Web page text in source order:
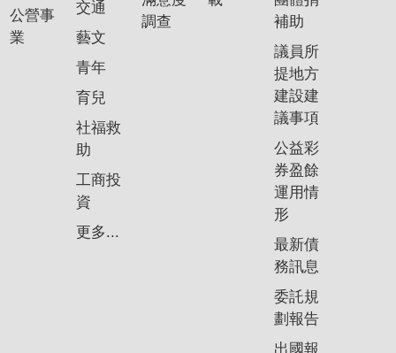
公營事
業
交通
藝文
青年
育兒
社福救
助
工商投
資
更多...
調查
補助
議員所
提地方
建設建
議事項
公益彩
券盈餘
運用情
形
最新債
務訊息
委託規
劃報告
出國報